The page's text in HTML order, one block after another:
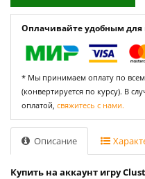
Оплачивайте удобным для
* Мы принимаем оплату по
(конвертируется по курсу). В
оплатой, свяжитесь с нами.
Описание
Купить на аккаунт игру